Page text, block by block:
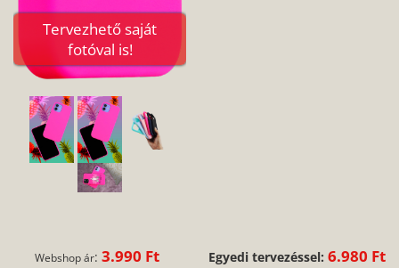
Tervezhető saját
fotóval is!
Webshop ár:3.990 Ft Egyedi tervezéssel: 6.980 Ft